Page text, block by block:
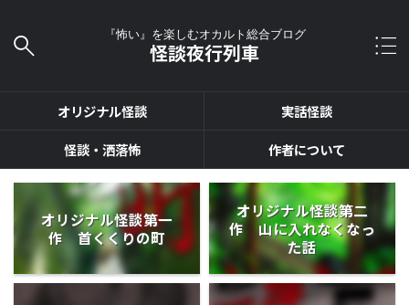
『怖い』を楽しむオカルト総合ブログ
怪談夜行列車
オリジナル怪談
実話怪談
怪談・洒落怖
作者について
オリジナル怪談第一
作 首くくりの町
オリジナル怪談第二
作 山に入れなくなっ
た話